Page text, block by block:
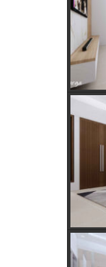
Panduan
Syarat, dan